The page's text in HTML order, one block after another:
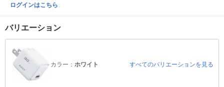
ログインはこちら
バリエーション
カラー： ホワイト すべてのバリエーションを見る